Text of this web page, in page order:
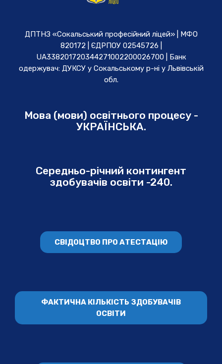
ДПТНЗ «Сокальський професійний ліцей» | МФО
820172 | ЄДРПОУ 02545726 |
UA338201720344271002200026700 | Банк
одержувач: ДУКСУ у Cокальському р-ні у Львівській
обл.
Мова (мови) освітнього процесу -
УКРАЇНСЬКА.
Середньо-річний контингент
здобувачів освіти -240.
СВІДОЦТВО ПРО АТЕСТАЦІЮ
ФАКТИЧНА КІЛЬКІСТЬ ЗДОБУВАЧІВ
ОСВІТИ